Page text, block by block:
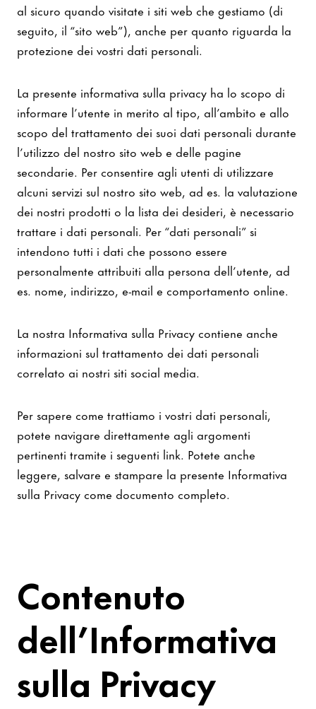
al sicuro quando visitate i siti web che gestiamo (di
seguito, il “sito web”), anche per quanto riguarda la
protezione dei vostri dati personali.
La presente informativa sulla privacy ha lo scopo di
informare l’utente in merito al tipo, all’ambito e allo
scopo del trattamento dei suoi dati personali durante
l’utilizzo del nostro sito web e delle pagine
secondarie. Per consentire agli utenti di utilizzare
alcuni servizi sul nostro sito web, ad es. la valutazione
dei nostri prodotti o la lista dei desideri, è necessario
trattare i dati personali. Per “dati personali” si
intendono tutti i dati che possono essere
personalmente attribuiti alla persona dell’utente, ad
es. nome, indirizzo, e-mail e comportamento online.
La nostra Informativa sulla Privacy contiene anche
informazioni sul trattamento dei dati personali
correlato ai nostri siti social media.
Per sapere come trattiamo i vostri dati personali,
potete navigare direttamente agli argomenti
pertinenti tramite i seguenti link. Potete anche
leggere, salvare e stampare la presente Informativa
sulla Privacy come documento completo.
Contenuto
dell’Informativa
sulla Privacy